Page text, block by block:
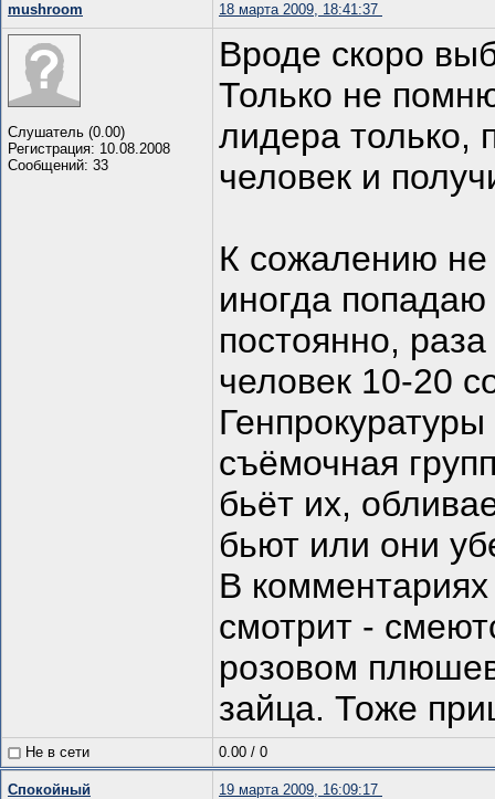
mushroom 18 марта 2009, 18:41:37
Слушатель (0.00)
Регистрация: 10.08.2008
Сообщений: 33
Вроде скоро
Только не
лидера только,
человек и
К сожалению не
иногда
постоянно,
человек 10-20
съёмочная
бьёт их,
бьют или они
В
смотрит -
розовом
зайца. Тоже
Не в сети 0.00 / 0
Спокойный 19 марта 2009, 16:09:17